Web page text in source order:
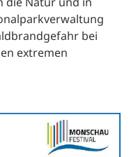
bei
extremen